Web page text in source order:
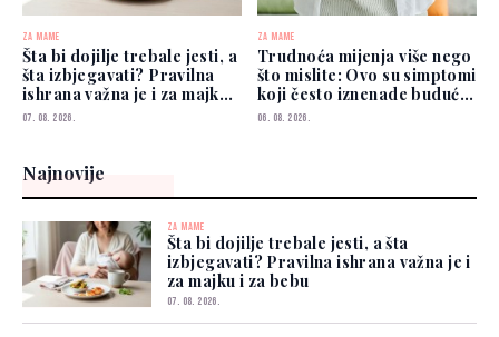
ZA MAME
Šta bi dojilje trebale jesti, a
šta izbjegavati? Pravilna
ishrana važna je i za majku i
za bebu
07. 08. 2026.
ZA MAME
Trudnoća mijenja više nego
što mislite: Ovo su simptomi
koji često iznenade buduće
mame
06. 08. 2026.
Najnovije
ZA MAME
Šta bi dojilje trebale jesti, a šta
izbjegavati? Pravilna ishrana važna je i
za majku i za bebu
07. 08. 2026.